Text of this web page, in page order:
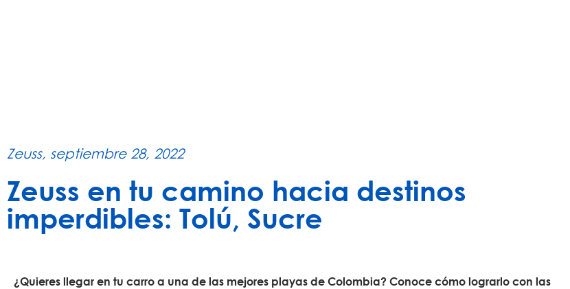
Zeuss, septiembre 28, 2022
Zeuss en tu camino hacia destinos
imperdibles: Tolú, Sucre
¿Quieres llegar en tu carro a una de las mejores playas de Colombia? Conoce cómo lograrlo con las